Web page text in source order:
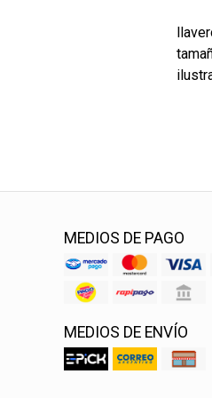
MEDIOS DE PAGO
MEDIOS DE ENVÍO